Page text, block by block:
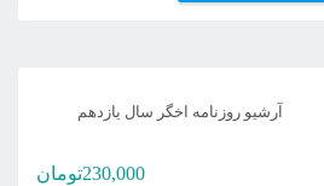
آرشیو روزنامه اخگر سال یازدهم
230,000تومان